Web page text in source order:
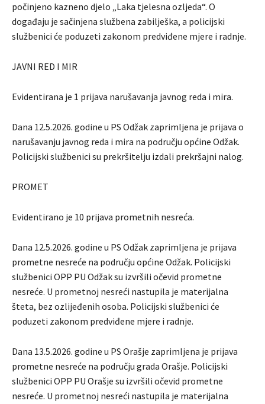
počinjeno kazneno djelo „Laka tjelesna ozljeda“. O
događaju je sačinjena službena zabilješka, a policijski
službenici će poduzeti zakonom predviđene mjere i radnje.
JAVNI RED I MIR
Evidentirana je 1 prijava narušavanja javnog reda i mira.
Dana 12.5.2026. godine u PS Odžak zaprimljena je prijava o
narušavanju javnog reda i mira na području općine Odžak.
Policijski službenici su prekršitelju izdali prekršajni nalog.
PROMET
Evidentirano je 10 prijava prometnih nesreća.
Dana 12.5.2026. godine u PS Odžak zaprimljena je prijava
prometne nesreće na području općine Odžak. Policijski
službenici OPP PU Odžak su izvršili očevid prometne
nesreće. U prometnoj nesreći nastupila je materijalna
šteta, bez ozlijeđenih osoba. Policijski službenici će
poduzeti zakonom predviđene mjere i radnje.
Dana 13.5.2026. godine u PS Orašje zaprimljena je prijava
prometne nesreće na području grada Orašje. Policijski
službenici OPP PU Orašje su izvršili očevid prometne
nesreće. U prometnoj nesreći nastupila je materijalna